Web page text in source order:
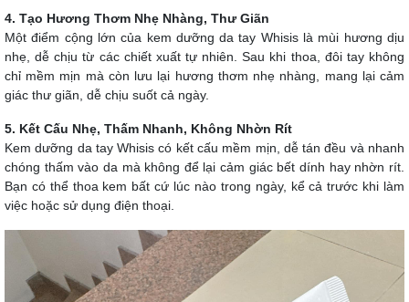
4. Tạo Hương Thơm Nhẹ Nhàng, Thư Giãn
Một điểm cộng lớn của kem dưỡng da tay Whisis là mùi hương dịu
nhẹ, dễ chịu từ các chiết xuất tự nhiên. Sau khi thoa, đôi tay không
chỉ mềm mịn mà còn lưu lại hương thơm nhẹ nhàng, mang lại cảm
giác thư giãn, dễ chịu suốt cả ngày.
5. Kết Cấu Nhẹ, Thấm Nhanh, Không Nhờn Rít
Kem dưỡng da tay Whisis có kết cấu mềm mịn, dễ tán đều và nhanh
chóng thấm vào da mà không để lại cảm giác bết dính hay nhờn rít.
Bạn có thể thoa kem bất cứ lúc nào trong ngày, kể cả trước khi làm
việc hoặc sử dụng điện thoại.